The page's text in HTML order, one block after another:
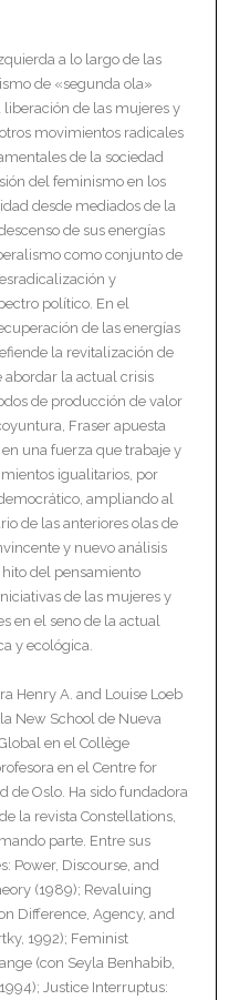
a lo largo de las
de «segunda ola»
de las mujeres y
movimientos radicales
de la sociedad
del feminismo en los
desde mediados de la
de sus energías
como conjunto de
y
político. En el
de las energías
la revitalización de
la actual crisis
de producción de valor
Fraser apuesta
una fuerza que trabaje y
igualitarios, por
ampliando al
de las anteriores olas de
y nuevo análisis
del pensamiento
de las mujeres y
en el seno de la actual
y ecológica.
Henry A. and Louise Loeb
New School de Nueva
en el Collège
en el Centre for
de Oslo. Ha sido fundadora
la revista Constellations,
parte. Entre sus
Power, Discourse, and
(1989); Revaluing
Difference, Agency, and
1992); Feminist
(con Seyla Benhabib,
Justice Interruptus: